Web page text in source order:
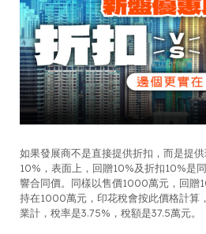
如果發展商不是直接提供折扣，而是提
10%，表面上，回贈10%及折扣10%是
響合同價。同樣以售價1000萬元，回贈
持在1000萬元，印花稅會按此價格計算
業計，稅率是3.75%，稅額是37.5萬元。